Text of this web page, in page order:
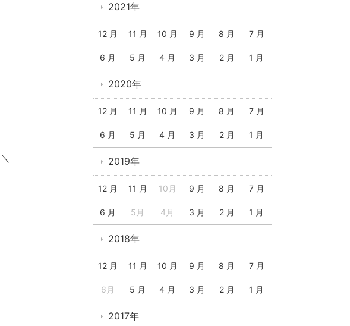
2021年
12 月 11 月 10 月 9 月 8 月 7 月
6 月 5 月 4 月 3 月 2 月 1 月
2020年
12 月 11 月 10 月 9 月 8 月 7 月
6 月 5 月 4 月 3 月 2 月 1 月
2019年
12 月 11 月 10月 9 月 8 月 7 月
6 月 5月 4月 3 月 2 月 1 月
2018年
12 月 11 月 10 月 9 月 8 月 7 月
6月 5 月 4 月 3 月 2 月 1 月
2017年